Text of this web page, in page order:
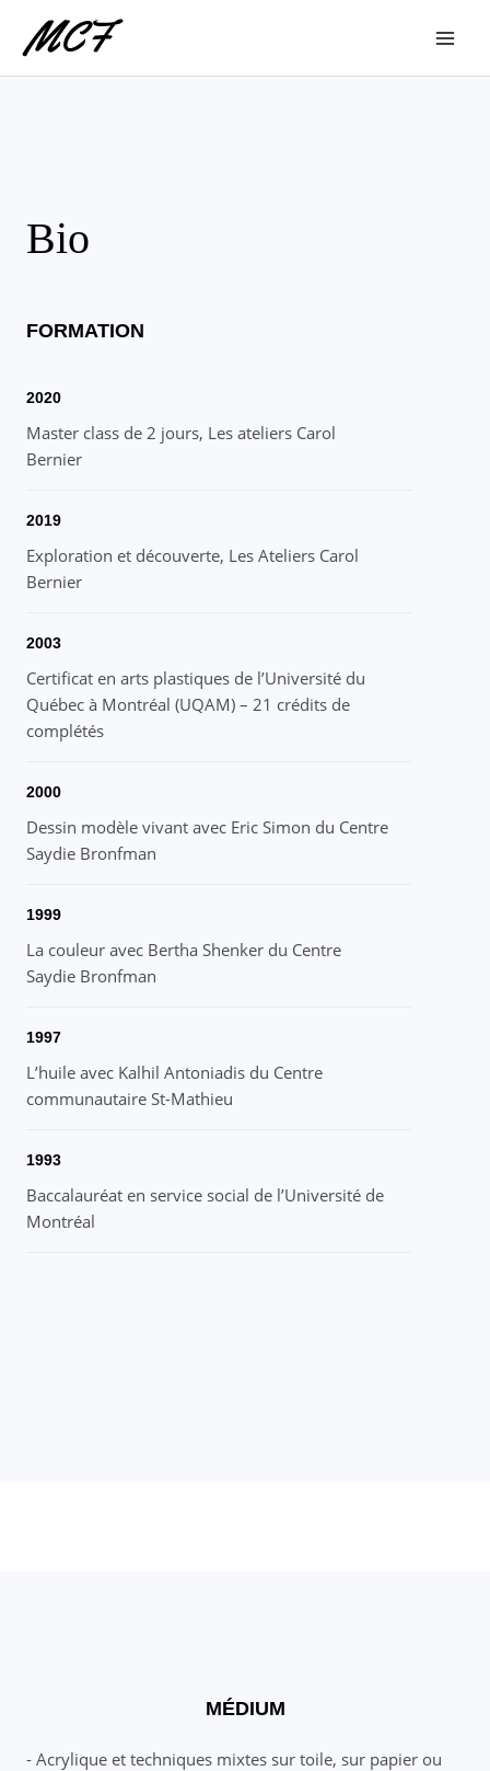
Bio
FORMATION
2020
Master class de 2 jours, Les ateliers Carol
Bernier
2019
Exploration et découverte, Les Ateliers Carol
Bernier
2003
Certificat en arts plastiques de l’Université du
Québec à Montréal (UQAM) – 21 crédits de
complétés
2000
Dessin modèle vivant avec Eric Simon du Centre
Saydie Bronfman
1999
La couleur avec Bertha Shenker du Centre
Saydie Bronfman
1997
L’huile avec Kalhil Antoniadis du Centre
communautaire St-Mathieu
1993
Baccalauréat en service social de l’Université de
Montréal
MÉDIUM
- Acrylique et techniques mixtes sur toile, sur papier ou